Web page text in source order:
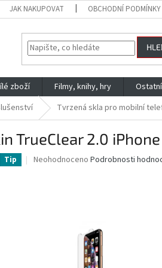
JAK NAKUPOVAT OBCHODNÍ PODMÍNKY
zboží Filmy, knihy, hry Ostatní
Tvrzená skla pro mobilní
TrueClear 2.0
Tip
Průměrné
Neohodnoceno Podrobnosti